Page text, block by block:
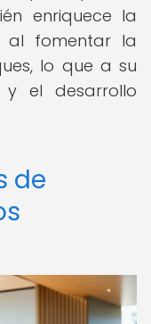
enriquece la
al fomentar la
lo que a su
y el desarrollo
de